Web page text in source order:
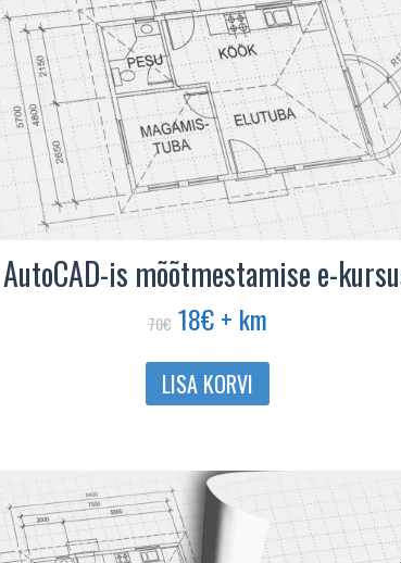
AutoCAD-is mõõtmestamise e-
70€ Algne
oli:
70€.
18€Praegune
on:
18€.
+ km
LISA KORVI